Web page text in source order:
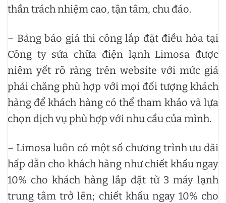
thần trách nhiệm cao, tận tâm, chu đáo.
– Bảng báo giá thi công lắp đặt điều hòa tại
Công ty sửa chữa điện lạnh Limosa được
niêm yết rõ ràng trên website với mức giá
phải chăng phù hợp với mọi đối tượng khách
hàng để khách hàng có thể tham khảo và lựa
chọn dịch vụ phù hợp với nhu cầu của mình.
– Limosa luôn có một số chương trình ưu đãi
hấp dẫn cho khách hàng như chiết khấu ngay
10% cho khách hàng lắp đặt từ 3 máy lạnh
trung tâm trở lên; chiết khấu ngay 10% cho